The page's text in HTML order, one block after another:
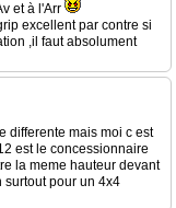
et à l'Arr
excellent par contre si
,il faut absolument
differente mais moi c est
est le concessionnaire
la meme hauteur devant
surtout pour un 4x4